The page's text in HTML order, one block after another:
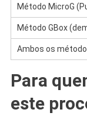
Método MicroG
Método GBox
Ambos os
Para
este